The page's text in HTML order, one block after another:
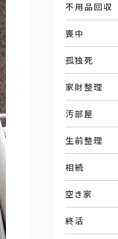
不用品回収
喪中
孤独死
家財整理
汚部屋
生前整理
相続
空き家
終活